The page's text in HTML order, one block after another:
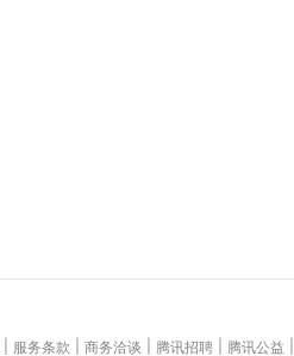
服务条款 商务洽谈 腾讯招聘 腾讯公益